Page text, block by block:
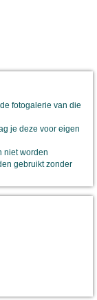
fotogalerie van die
je deze voor eigen
niet worden
gebruikt zonder